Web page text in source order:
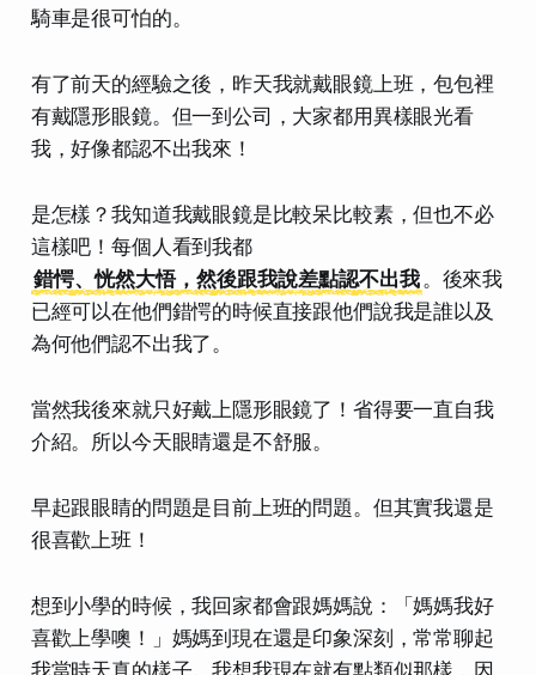
騎車是很可怕的。
有了前天的經驗之後，昨天我就戴眼鏡上班，包包裡
有戴隱形眼鏡。但一到公司，大家都用異樣眼光看
我，好像都認不出我來！
是怎樣？我知道我戴眼鏡是比較呆比較素，但也不必
這樣吧！每個人看到我都
錯愕、恍然大悟，然後跟我說差點認不出我 。後來我
已經可以在他們錯愕的時候直接跟他們說我是誰以及
為何他們認不出我了。
當然我後來就只好戴上隱形眼鏡了！省得要一直自我
介紹。所以今天眼睛還是不舒服。
早起跟眼睛的問題是目前上班的問題。但其實我還是
很喜歡上班！
想到小學的時候，我回家都會跟媽媽說：「媽媽我好
喜歡上學噢！
」媽媽到現在還是印象深刻，常常聊起
我當時天真的樣子。我想我現在就有點類似那樣，因